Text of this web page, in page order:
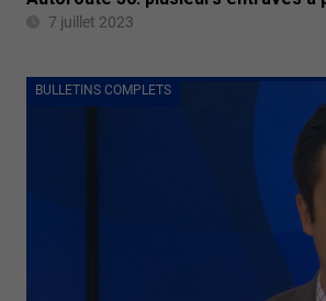
7 juillet 2023
BULLETINS COMPLETS